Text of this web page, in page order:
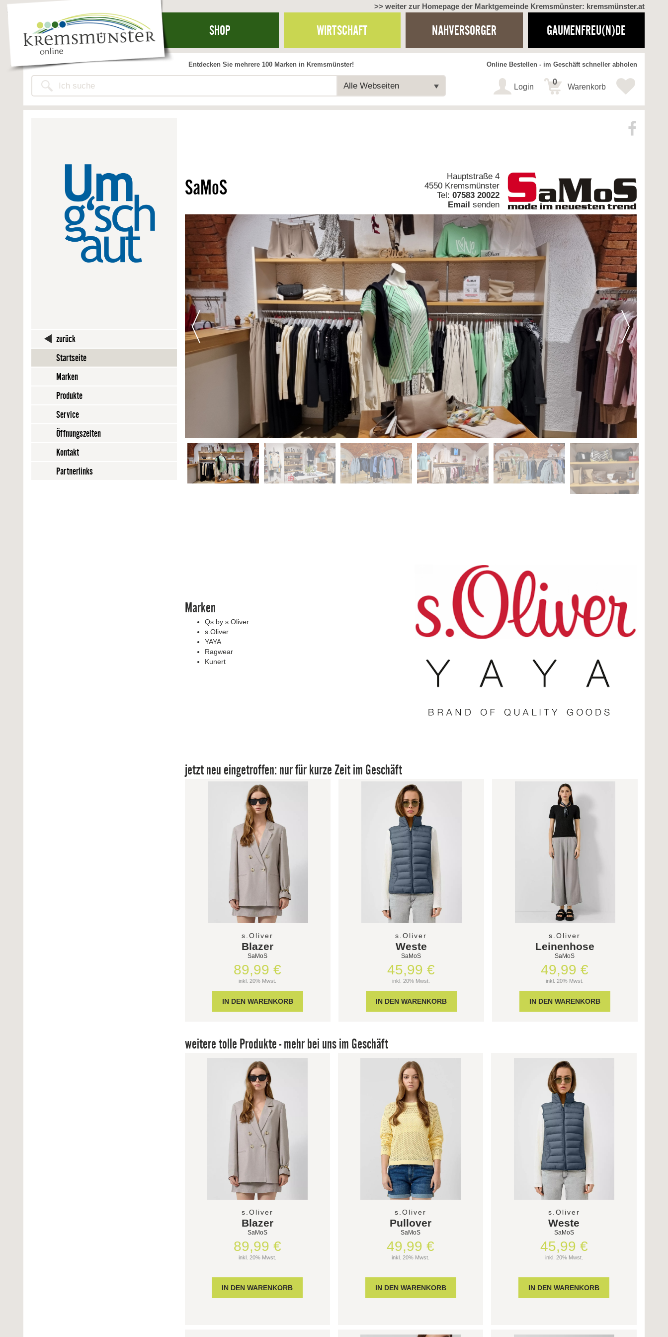
>> weiter zur Homepage der Marktgemeinde Kremsmünster: kremsmünster.at
SHOP WIRTSCHAFT NAHVERSORGER GAUMENFREU(N)DE
Alle Webseiten
Entdecken Sie mehrere 100 Marken in Kremsmünster! Online Bestellen - im Geschäft schneller abholen
Login Warenkorb
0
zurück
Startseite
Marken
Produkte
Service
Öffnungszeiten
Kontakt
Partnerlinks
Hauptstraße 4
4550 Kremsmünster
Tel: 07583 20022
Email senden
SaMoS
Marken
Qs by s.Oliver
s.Oliver
YAYA
Ragwear
Kunert
jetzt neu eingetroffen: nur für kurze Zeit im Geschäft
s.Oliver
Blazer
SaMoS
89,99 €
inkl. 20% Mwst.
s.Oliver
Weste
SaMoS
45,99 €
inkl. 20% Mwst.
s.Oliver
Leinenhose
SaMoS
49,99 €
inkl. 20% Mwst.
weitere tolle Produkte - mehr bei uns im Geschäft
s.Oliver
Blazer
SaMoS
89,99 €
inkl. 20% Mwst.
s.Oliver
Pullover
SaMoS
49,99 €
inkl. 20% Mwst.
s.Oliver
Weste
SaMoS
45,99 €
inkl. 20% Mwst.